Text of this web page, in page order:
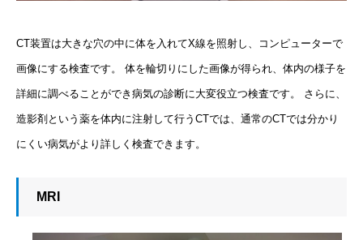
CT装置は大きな穴の中に体を入れてX線を照射し、コンピューターで
画像にする検査です。 体を輪切りにした画像が得られ、体内の様子を
詳細に調べることができ病気の診断に大変役立つ検査です。 さらに、
造影剤という薬を体内に注射して行うCTでは、通常のCTでは分かり
にくい病気がより詳しく検査できます。
MRI